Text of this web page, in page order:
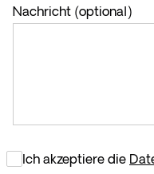
Nachricht (optional)
Ich akzeptiere die